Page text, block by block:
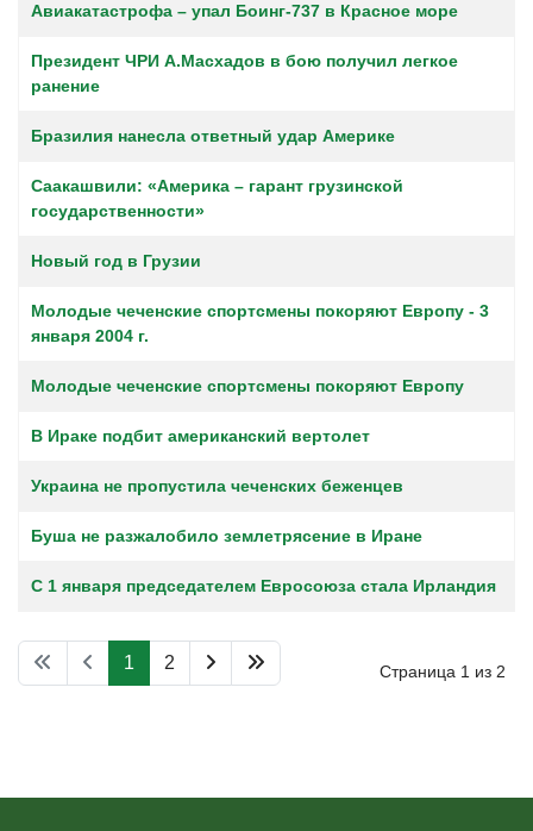
Авиакатастрофа – упал Боинг-737 в Красное море
Президент ЧРИ А.Масхадов в бою получил легкое
ранение
Бразилия нанесла ответный удар Америке
Саакашвили: «Америка – гарант грузинской
государственности»
Новый год в Грузии
Молодые чеченские спортсмены покоряют Европу - 3
января 2004 г.
Молодые чеченские спортсмены покоряют Европу
В Ираке подбит американский вертолет
Украина не пропустила чеченских беженцев
Буша не разжалобило землетрясение в Иране
С 1 января председателем Евросоюза стала Ирландия
Страница 1 из 2
1 2